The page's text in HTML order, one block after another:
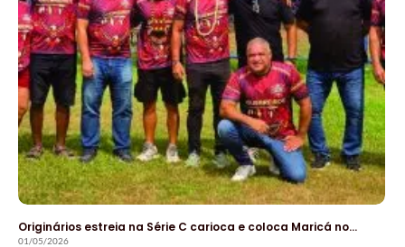
Originários estreia na Série C carioca e coloca Maricá no…
01/05/2026